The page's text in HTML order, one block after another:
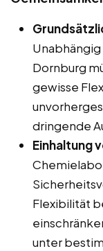
Dornburg
gewisse
dringende
Einhaltung
Flexibilität
unter